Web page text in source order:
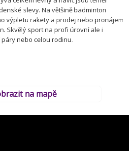
slevy. Na většině badminton
výpletu rakety a prodej nebo pronájem
Skvělý sport na profi úrovní ale i
nebo celou rodinu.
na mapě